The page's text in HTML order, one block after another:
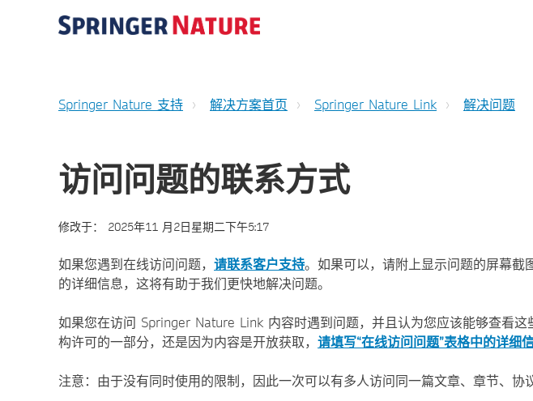
Springer Nature 支持 解决方案首页 Springer Nature Link 解决问题
访问问题的联系方式
修改于： 2025年11 月2日星期二下午5:17
如果您遇到在线访问问题， 请联系客户支持。如果可以，请附上显示问题的屏幕截
的详细信息，这将有助于我们更快地解决问题。
如果您在访问 Springer Nature Link 内容时遇到问题，并且认为您应该能够查看这
构许可的一部分，还是因为内容是开放获取， 请填写“在线访问问题”表格中的详细
注意：由于没有同时使用的限制，因此一次可以有多人访问同一篇文章、章节、协